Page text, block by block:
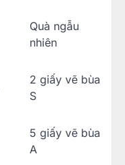
Quà ngẫu
nhiên
2 giấy vẽ bùa
S
5 giấy vẽ bùa
A